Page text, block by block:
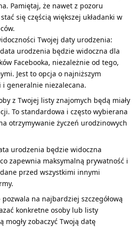
Pamiętaj, że nawet z pozoru
się częścią większej układanki w
Twojej daty urodzenia:
urodzenia będzie widoczna dla
Facebooka, niezależnie od tego,
Jest to opcja o najniższym
generalnie niezalecana.
z Twojej listy znajomych będą miały
To standardowa i często wybierana
otrzymywanie życzeń urodzinowych
urodzenia będzie widoczna
zapewnia maksymalną prywatność i
przed wszystkimi innymi
pozwala na najbardziej szczegółową
konkretne osoby lub listy
mogły zobaczyć Twoją datę